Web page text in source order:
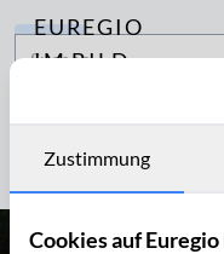
EUREGIO
IM BILD
Archiv
Kontakt
Archiv
Zustimmung
Cookies auf